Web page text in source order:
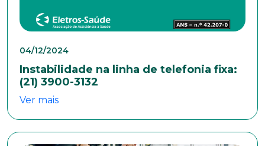
04/12/2024
Instabilidade na linha de telefonia fixa:
(21) 3900-3132
Ver mais
Telefone
Endereço
Bairro